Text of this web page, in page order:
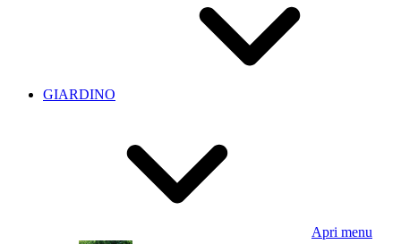
GIARDINO
Apri menu